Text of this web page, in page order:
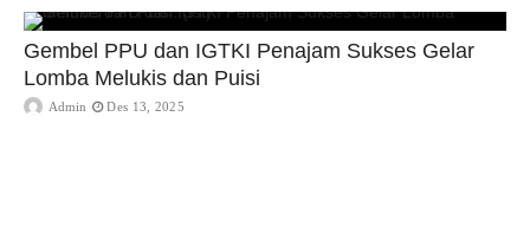
Gembel PPU dan IGTKI Penajam Sukses Gelar
Lomba Melukis dan Puisi
Admin Des 13, 2025